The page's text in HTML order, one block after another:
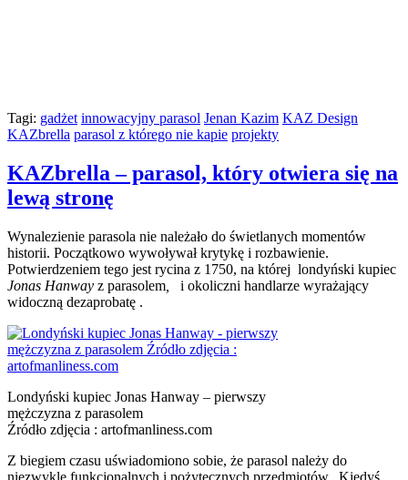
Tagi: gadżet innowacyjny parasol Jenan Kazim KAZ Design
KAZbrella parasol z którego nie kapie projekty
KAZbrella – parasol, który otwiera się na
lewą stronę
Wynalezienie parasola nie należało do świetlanych momentów
historii. Początkowo wywoływał krytykę i rozbawienie.
Potwierdzeniem tego jest rycina z 1750, na której londyński kupiec
Jonas Hanway z parasolem
i okoliczni handlarze wyrażający
widoczną dezaprobatę .
Londyński kupiec Jonas Hanway – pierwszy
mężczyzna z parasolem
Źródło zdjęcia : artofmanliness.com
Z biegiem czasu uświadomiono sobie, że parasol należy do
niezwykle funkcjonalnych i pożytecznych przedmiotów. Kiedyś